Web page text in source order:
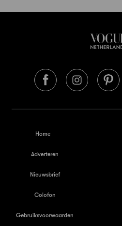
Home
Adverteren
Nieuwsbrief
Colofon
Gebruiksvoorwaarden